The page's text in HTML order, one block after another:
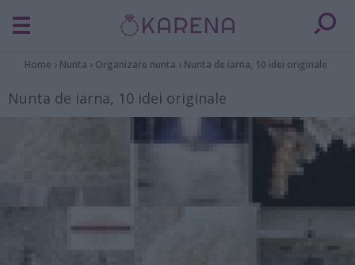
Home › Nunta › Organizare nunta › Nunta de iarna, 10 idei originale
Nunta de iarna, 10 idei originale